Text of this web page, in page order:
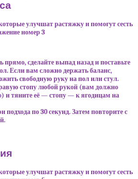
прямо, сделайте выпад назад и поставьте
Если вам сложно держать баланс,
свободную руку на пол или стул.
стопу любой рукой (вам должно
и тяните её — стопу — к ягодицам на
подхода по 30 секунд. Затем повторите с